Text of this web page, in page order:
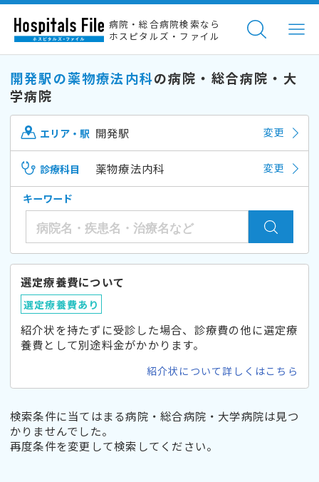
病院・総合病院検索なら
ホスピタルズ・ファイル
開発駅の薬物療法内科の病院・総合病院・大
学病院
エリア・駅 開発駅 変更
診療科目 薬物療法内科 変更
キーワード
選定療養費について
選定療養費あり
紹介状を持たずに受診した場合、診療費の他に選定療
養費として別途料金がかかります。
紹介状について詳しくはこちら
検索条件に当てはまる病院・総合病院・大学病院は見つ
かりませんでした。
再度条件を変更して検索してください。